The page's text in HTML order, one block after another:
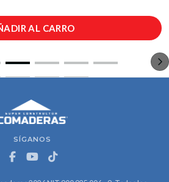
AL CARRO
SÍGANOS